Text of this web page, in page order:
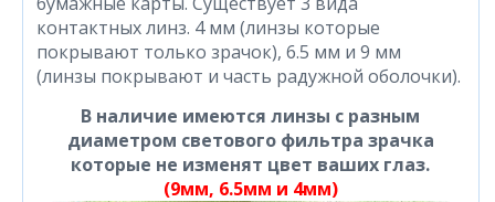
контактных линз. 4 мм (линзы которые
покрывают только зрачок), 6.5 мм и 9 мм
(линзы покрывают и часть радужной оболочки).
В наличие имеются линзы с разным
диаметром светового фильтра зрачка
которые не изменят цвет ваших глаз.
(9мм, 6.5мм и 4мм)